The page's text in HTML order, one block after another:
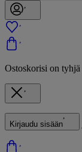
Ostoskorisi on tyhjä
Kirjaudu sisään